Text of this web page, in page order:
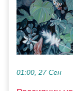
01:00, 27 Сен